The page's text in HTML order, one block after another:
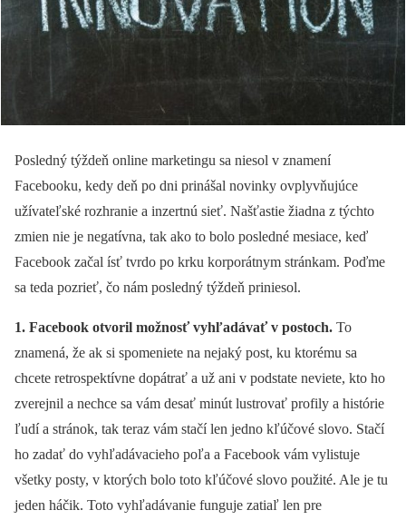
Posledný týždeň online marketingu sa niesol v znamení
Facebooku, kedy deň po dni prinášal novinky ovplyvňujúce
užívateľské rozhranie a inzertnú sieť. Našťastie žiadna z týchto
zmien nie je negatívna, tak ako to bolo posledné mesiace, keď
Facebook začal ísť tvrdo po krku korporátnym stránkam. Poďme
sa teda pozrieť, čo nám posledný týždeň priniesol.
1. Facebook otvoril možnosť vyhľadávať v postoch. To
znamená, že ak si spomeniete na nejaký post, ku ktorému sa
chcete retrospektívne dopátrať a už ani v podstate neviete, kto ho
zverejnil a nechce sa vám desať minút lustrovať profily a histórie
ľudí a stránok, tak teraz vám stačí len jedno kľúčové slovo. Stačí
ho zadať do vyhľadávacieho poľa a Facebook vám vylistuje
všetky posty, v ktorých bolo toto kľúčové slovo použité. Ale je tu
jeden háčik. Toto vyhľadávanie funguje zatiaľ len pre